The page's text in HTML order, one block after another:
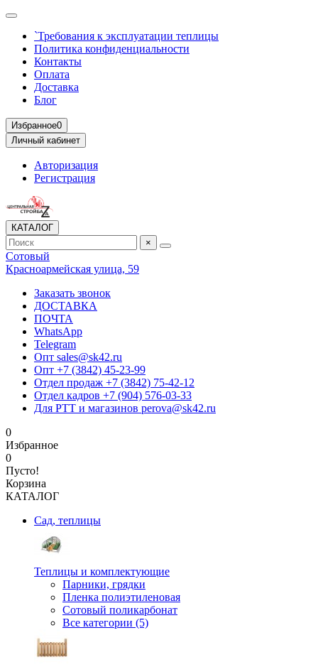
`Требования к эксплуатации теплицы
Политика конфиденциальности
Контакты
Оплата
Доставка
Блог
Избранное0
Личный кабинет
Авторизация
Регистрация
КАТАЛОГ
×
Сотовый
Красноармейская улица, 59
Заказать звонок
ДОСТАВКА
ПОЧТА
WhatsApp
Telegram
Опт sales@sk42.ru
Опт +7 (3842) 45-23-99
Отдел продаж +7 (3842) 75-42-12
Отдел кадров +7 (904) 576-03-33
Для РТТ и магазинов perova@sk42.ru
0
Избранное
0
Пусто!
Корзина
КАТАЛОГ
Сад, теплицы
Теплицы и комплектующие
Парники, грядки
Пленка полиэтиленовая
Сотовый поликарбонат
Все категории (5)